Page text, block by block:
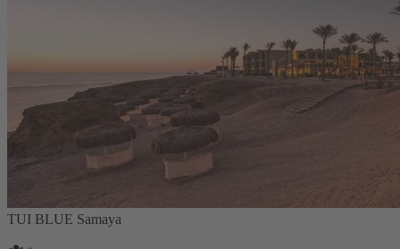
TUI BLUE Samaya